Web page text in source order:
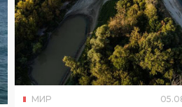
МИР 05 08
Жара в Европе
рекордному
риску дефицита